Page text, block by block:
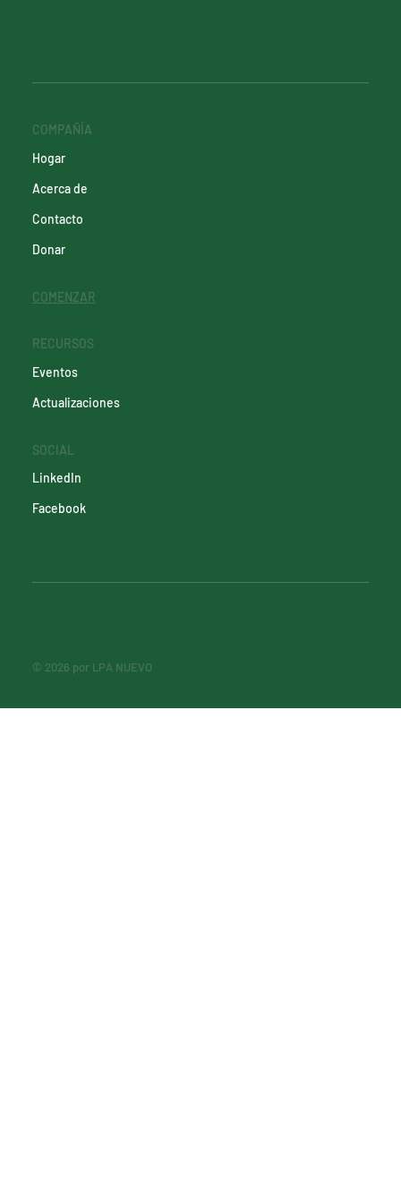
COMPAÑÍA
Hogar
Acerca de
Contacto
Donar
COMENZAR
RECURSOS
Eventos
Actualizaciones
SOCIAL
LinkedIn
Facebook
© 2026 por LPA NUEVO